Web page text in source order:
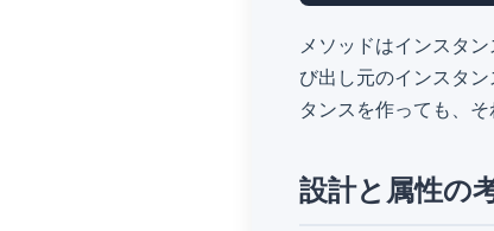
メソッドはインスタ
び出し元のインスタ
タンスを作っても、
設計と属性の